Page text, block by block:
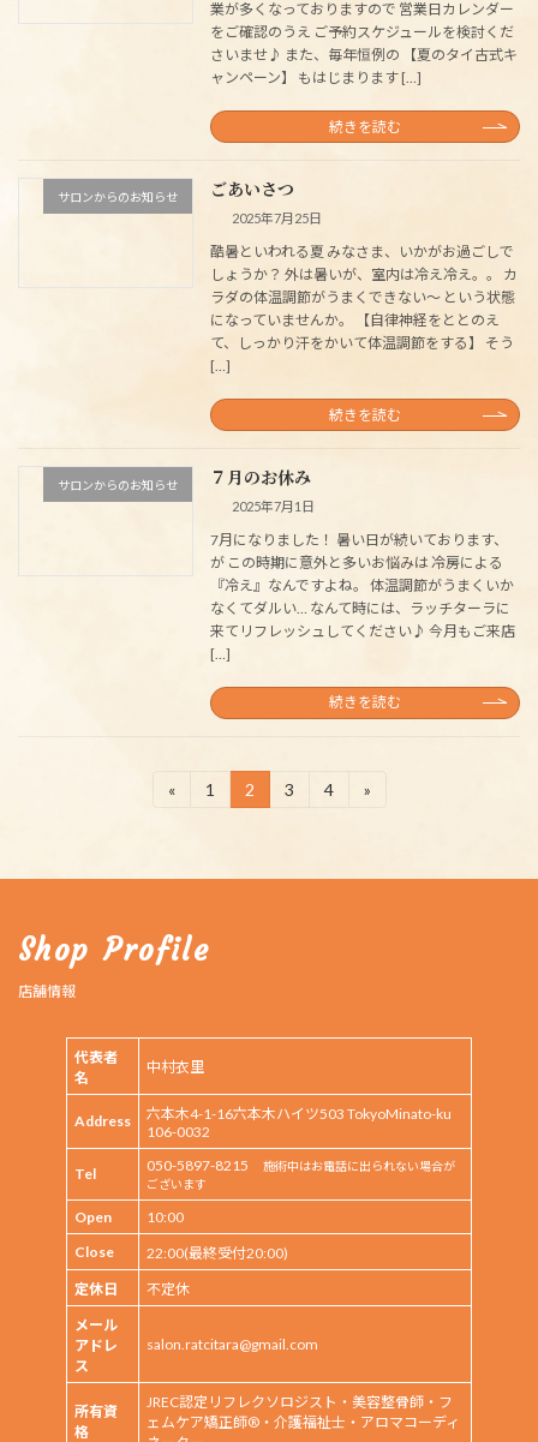
業が多くなっておりますので 営業日カレンダー
をご確認のうえ ご予約スケジュールを検討くだ
さいませ♪ また、毎年恒例の 【夏のタイ古式キ
ャンペーン】 もはじまります […]
続きを読む
サロンからのお知らせ ごあいさつ
2025年7月25日
酷暑といわれる夏 みなさま、いかがお過ごしで
しょうか？ 外は暑いが、室内は冷え冷え。。 カ
ラダの体温調節がうまくできない～ という状態
になっていませんか。 【自律神経をととのえ
て、しっかり汗をかいて体温調節をする】 そう
[…]
続きを読む
サロンからのお知らせ ７月のお休み
2025年7月1日
7月になりました！ 暑い日が続いております、
が この時期に意外と多いお悩みは 冷房による
『冷え』なんですよね。 体温調節がうまくいか
なくてダルい… なんて時には、ラッチターラに
来てリフレッシュしてください♪ 今月もご来店
[…]
続きを読む
の
ー
ジ
«
固
1
固
定
2
固
3
固
4 »
Shop Profile
店舗情報
代表者
名
中村衣里
Address
六本木4-1-16六本木ハイツ503 TokyoMinato-ku
106-0032
Tel 050-5897-8215
施術中はお電話に出られない場合が
ございます
Open
10:00
Close
22:00(最終受付20:00)
定休日
不定休
メール
アドレ
ス
salon.ratcitara@gmail.com
所有資
格
JREC認定リフレクソロジスト・美容整骨師・フ
ェムケア矯正師®・介護福祉士・アロマコーディ